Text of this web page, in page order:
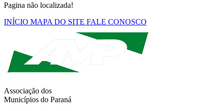
Pagina não localizada!
INÍCIO MAPA DO SITE FALE CONOSCO
Associação dos
Municípios do Paraná